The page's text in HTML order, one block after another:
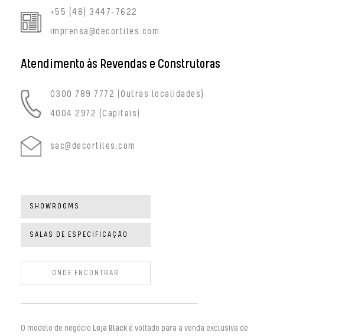
+55 (48) 3447-7622
imprensa@decortiles.com
Atendimento às Revendas e Construtoras
0300 789 7772 (Outras localidades)
4004 2972 (Capitais)
sac@decortiles.com
SHOWROOMS
SALAS DE ESPECIFICAÇÃO
ONDE ENCONTRAR
O modelo de negócio Loja Blacké voltado para a venda exclusiva de